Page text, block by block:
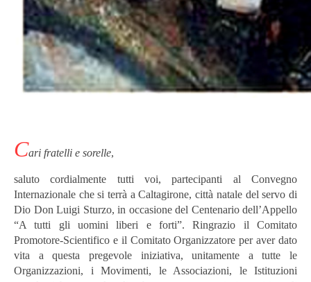
Cari fratelli e sorelle,
saluto cordialmente tutti voi, partecipanti al Convegno
Internazionale che si terrà a Caltagirone, città natale del servo di
Dio Don Luigi Sturzo, in occasione del Centenario dell’Appello
“A tutti gli uomini liberi e forti”. Ringrazio il Comitato
Promotore-Scientifico e il Comitato Organizzatore per aver dato
vita a questa pregevole iniziativa, unitamente a tutte le
Organizzazioni, i Movimenti, le Associazioni, le Istituzioni